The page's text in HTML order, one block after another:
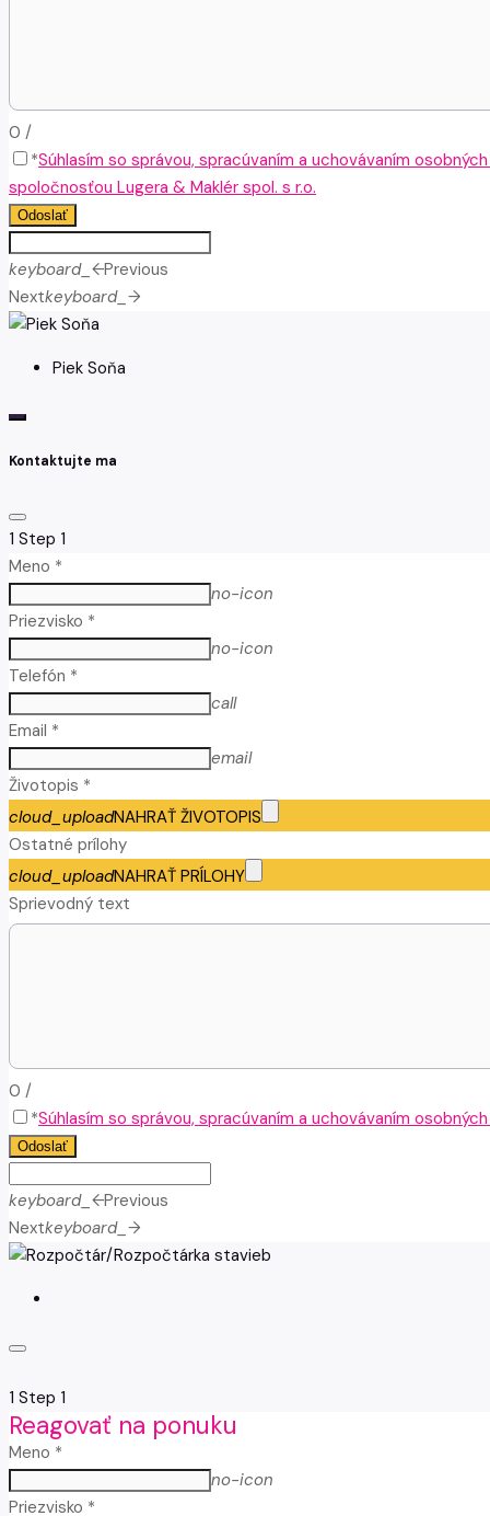
0 /
*Súhlasím so správou, spracúvaním a uchovávaním
spoločnosťou Lugera & Maklér spol. s r.o.
Odoslať
keyboard_arrow_leftPrevious
Nextkeyboard_arrow_right
Piek Soňa
Kontaktujte ma
1 Step 1
Meno *
no-icon
Priezvisko *
no-icon
Telefón *
call
Email *
email
Životopis *
cloud_uploadNAHRAŤ ŽIVOTOPIS
Ostatné prílohy
cloud_uploadNAHRAŤ PRÍLOHY
Sprievodný text
0 /
*Súhlasím so správou, spracúvaním a uchovávaním
Odoslať
keyboard_arrow_leftPrevious
Nextkeyboard_arrow_right
1 Step 1
Reagovať na ponuku
Meno *
no-icon
Priezvisko *